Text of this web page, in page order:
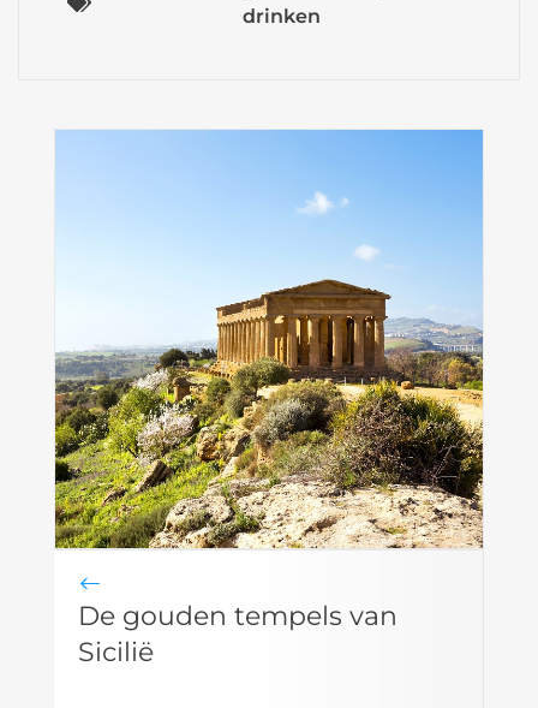
drinken
De gouden tempels van
Sicilië